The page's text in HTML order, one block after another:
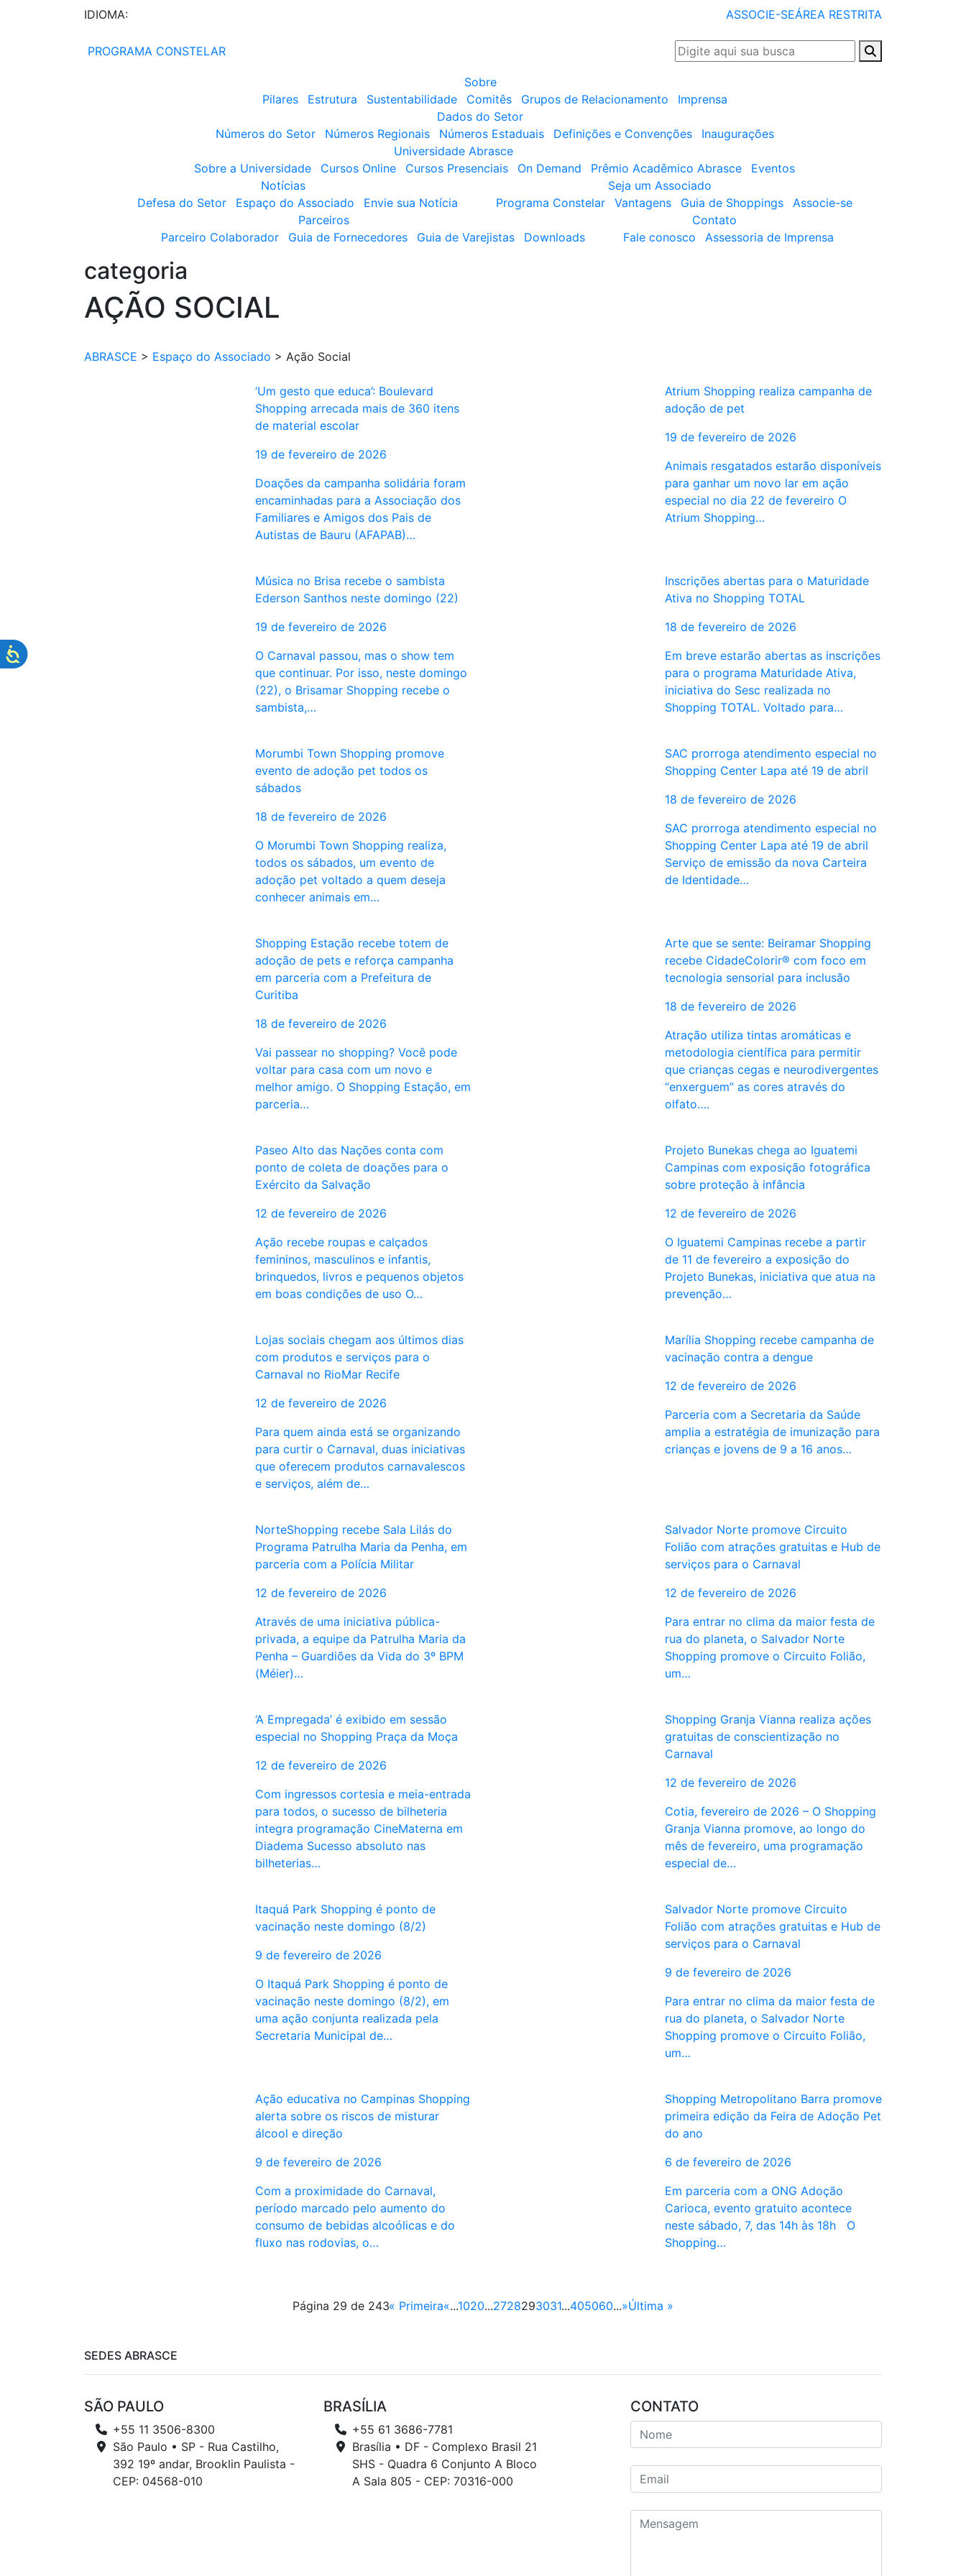
IDIOMA: ASSOCIE-SEÁREA RESTRITA
PROGRAMA CONSTELAR
Sobre
Pilares
Estrutura Sustentabilidade Comitês Grupos de Relacionamento
Imprensa
Dados do Setor
Números do Setor
Números Regionais Números Estaduais Definições e Convenções
Inaugurações
Universidade Abrasce
Sobre a Universidade
Cursos Online Cursos Presenciais On Demand Prêmio Acadêmico Abrasce
Eventos
Notícias
Defesa do Setor
Espaço do Associado Envie sua Notícia
Seja um Associado
Programa Constelar
Vantagens Guia de Shoppings
Associe-se
Parceiros
Parceiro Colaborador
Guia de Fornecedores Guia de Varejistas Downloads
Contato
Fale conosco
Assessoria de Imprensa
categoria
AÇÃO SOCIAL
ABRASCE > Espaço do Associado > Ação Social
‘Um gesto que educa’: Boulevard
Shopping arrecada mais de 360 itens
de material escolar
19 de fevereiro de 2026
Doações da campanha solidária foram
encaminhadas para a Associação dos
Familiares e Amigos dos Pais de
Autistas de Bauru (AFAPAB)…
Atrium Shopping realiza campanha de
adoção de pet
19 de fevereiro de 2026
Animais resgatados estarão disponíveis
para ganhar um novo lar em ação
especial no dia 22 de fevereiro O
Atrium Shopping…
Música no Brisa recebe o sambista
Ederson Santhos neste domingo (22)
19 de fevereiro de 2026
O Carnaval passou, mas o show tem
que continuar. Por isso, neste domingo
(22), o Brisamar Shopping recebe o
sambista,…
Inscrições abertas para o Maturidade
Ativa no Shopping TOTAL
18 de fevereiro de 2026
Em breve estarão abertas as inscrições
para o programa Maturidade Ativa,
iniciativa do Sesc realizada no
Shopping TOTAL. Voltado para…
Morumbi Town Shopping promove
evento de adoção pet todos os
sábados
18 de fevereiro de 2026
O Morumbi Town Shopping realiza,
todos os sábados, um evento de
adoção pet voltado a quem deseja
conhecer animais em…
SAC prorroga atendimento especial no
Shopping Center Lapa até 19 de abril
18 de fevereiro de 2026
SAC prorroga atendimento especial no
Shopping Center Lapa até 19 de abril
Serviço de emissão da nova Carteira
de Identidade…
Shopping Estação recebe totem de
adoção de pets e reforça campanha
em parceria com a Prefeitura de
Curitiba
18 de fevereiro de 2026
Vai passear no shopping? Você pode
voltar para casa com um novo e
melhor amigo. O Shopping Estação, em
parceria…
Arte que se sente: Beiramar Shopping
recebe CidadeColorir® com foco em
tecnologia sensorial para inclusão
18 de fevereiro de 2026
Atração utiliza tintas aromáticas e
metodologia científica para permitir
que crianças cegas e neurodivergentes
“enxerguem” as cores através do
olfato….
Paseo Alto das Nações conta com
ponto de coleta de doações para o
Exército da Salvação
12 de fevereiro de 2026
Ação recebe roupas e calçados
femininos, masculinos e infantis,
brinquedos, livros e pequenos objetos
em boas condições de uso O…
Projeto Bunekas chega ao Iguatemi
Campinas com exposição fotográfica
sobre proteção à infância
12 de fevereiro de 2026
O Iguatemi Campinas recebe a partir
de 11 de fevereiro a exposição do
Projeto Bunekas, iniciativa que atua na
prevenção…
Lojas sociais chegam aos últimos dias
com produtos e serviços para o
Carnaval no RioMar Recife
12 de fevereiro de 2026
Para quem ainda está se organizando
para curtir o Carnaval, duas iniciativas
que oferecem produtos carnavalescos
e serviços, além de…
Marília Shopping recebe campanha de
vacinação contra a dengue
12 de fevereiro de 2026
Parceria com a Secretaria da Saúde
amplia a estratégia de imunização para
crianças e jovens de 9 a 16 anos…
NorteShopping recebe Sala Lilás do
Programa Patrulha Maria da Penha, em
parceria com a Polícia Militar
12 de fevereiro de 2026
Através de uma iniciativa pública-
privada, a equipe da Patrulha Maria da
Penha – Guardiões da Vida do 3º BPM
(Méier)…
Salvador Norte promove Circuito
Folião com atrações gratuitas e Hub de
serviços para o Carnaval
12 de fevereiro de 2026
Para entrar no clima da maior festa de
rua do planeta, o Salvador Norte
Shopping promove o Circuito Folião,
um…
‘A Empregada’ é exibido em sessão
especial no Shopping Praça da Moça
12 de fevereiro de 2026
Com ingressos cortesia e meia-entrada
para todos, o sucesso de bilheteria
integra programação CineMaterna em
Diadema Sucesso absoluto nas
bilheterias…
Shopping Granja Vianna realiza ações
gratuitas de conscientização no
Carnaval
12 de fevereiro de 2026
Cotia, fevereiro de 2026 – O Shopping
Granja Vianna promove, ao longo do
mês de fevereiro, uma programação
especial de…
Itaquá Park Shopping é ponto de
vacinação neste domingo (8/2)
9 de fevereiro de 2026
O Itaquá Park Shopping é ponto de
vacinação neste domingo (8/2), em
uma ação conjunta realizada pela
Secretaria Municipal de…
Salvador Norte promove Circuito
Folião com atrações gratuitas e Hub de
serviços para o Carnaval
9 de fevereiro de 2026
Para entrar no clima da maior festa de
rua do planeta, o Salvador Norte
Shopping promove o Circuito Folião,
um…
Ação educativa no Campinas Shopping
alerta sobre os riscos de misturar
álcool e direção
9 de fevereiro de 2026
Com a proximidade do Carnaval,
período marcado pelo aumento do
consumo de bebidas alcoólicas e do
fluxo nas rodovias, o…
Shopping Metropolitano Barra promove
primeira edição da Feira de Adoção Pet
do ano
6 de fevereiro de 2026
Em parceria com a ONG Adoção
Carioca, evento gratuito acontece
neste sábado, 7, das 14h às 18h O
Shopping…
Página 29 de 243« Primeira«...1020...2728293031...405060...»Última »
SEDES ABRASCE
SÃO PAULO
+55 11 3506-8300
São Paulo • SP - Rua Castilho,
392 19º andar, Brooklin Paulista -
CEP: 04568-010
BRASÍLIA
+55 61 3686-7781
Brasília • DF - Complexo Brasil 21
SHS - Quadra 6 Conjunto A Bloco
A Sala 805 - CEP: 70316-000
CONTATO